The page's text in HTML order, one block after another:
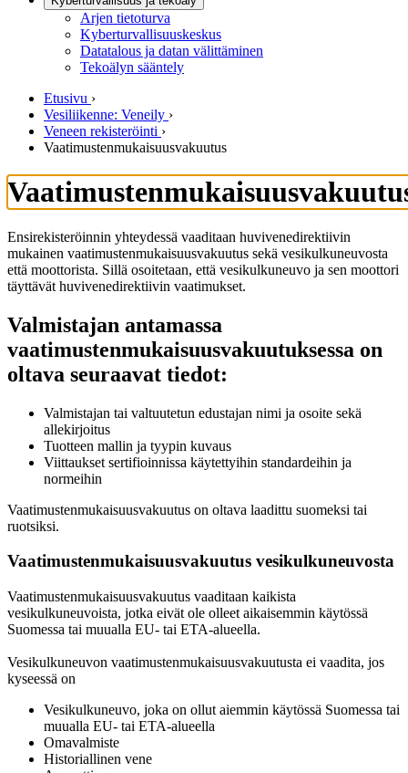
Arjen tietoturva
Kyberturvallisuuskeskus
Datatalous ja datan välittäminen
Tekoälyn sääntely
Etusivu ›
Vesiliikenne: Veneily ›
Veneen rekisteröinti ›
Vaatimustenmukaisuusvakuutus
Ensirekisteröinnin yhteydessä vaaditaan huvivenedirektiivin
mukainen vaatimustenmukaisuusvakuutus sekä vesikulkuneuvosta
että moottorista. Sillä osoitetaan, että vesikulkuneuvo ja sen moottori
täyttävät huvivenedirektiivin vaatimukset.
Valmistajan antamassa
vaatimustenmukaisuusvakuutuksessa on
oltava seuraavat tiedot:
Valmistajan tai valtuutetun edustajan nimi ja osoite sekä
allekirjoitus
Tuotteen mallin ja tyypin kuvaus
Viittaukset sertifioinnissa käytettyihin standardeihin ja
normeihin
Vaatimustenmukaisuusvakuutus on oltava laadittu suomeksi tai
ruotsiksi.
Vaatimustenmukaisuusvakuutus vesikulkuneuvosta
Vaatimustenmukaisuusvakuutus vaaditaan kaikista
vesikulkuneuvoista, jotka eivät ole olleet aikaisemmin käytössä
Suomessa tai muualla EU- tai ETA-alueella.
Vesikulkuneuvon vaatimustenmukaisuusvakuutusta ei vaadita, jos
kyseessä on
Vesikulkuneuvo, joka on ollut aiemmin käytössä Suomessa tai
muualla EU- tai ETA-alueella
Omavalmiste
Historiallinen vene